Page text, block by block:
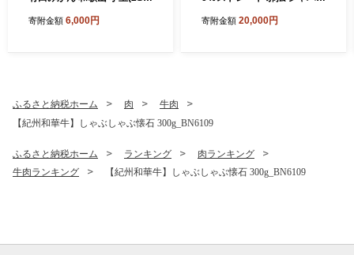
0
寄附金額 6,000円
国屋文左衛門本舗_V7159
寄附金額 20,000円
ふるさと納税ホーム 肉
牛肉
【紀州和華牛】しゃぶしゃぶ懐石 300g_BN6109
ふるさと納税ホーム ランキング
肉ランキング
牛肉ランキング
【紀州和華牛】しゃぶしゃぶ懐石 300g_BN6109